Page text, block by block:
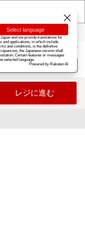
カード
お知らせ ヘルプ
ログイン
レジに進む